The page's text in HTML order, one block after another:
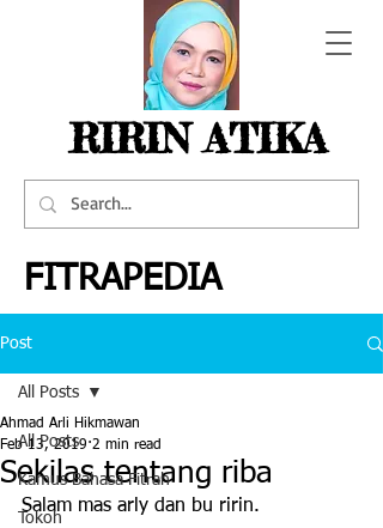
RIRIN ATIKA
FITRAPEDIA
Post
All Posts
Kamus Bahasa Fitrah
Tokoh
All Posts
Sekilas tentang riba
Ahmad Arli Hikmawan
Feb 13, 2019 2 min read
Salam mas arly dan bu ririn.